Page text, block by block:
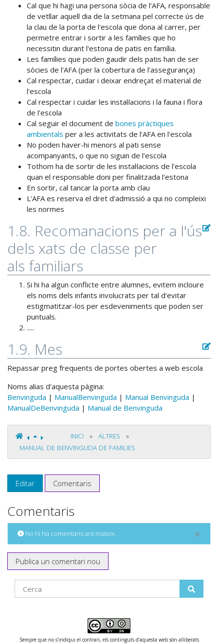
Cal que hi hagi una persona sòcia de l'AFA, responsable
de vetllar aquell dia de la setmana pel correcte ús de
la clau de la porta de l'escola que dona al carrer, per
permetre entrar i sortir a les famílies que ho
necessitin durant l'estona de patis en família.
Les famílies que poden gaudir dels patis han de ser
sòcies de l'AFA (per la cobertura de l'assegurança)
Cal respectar, cuidar i deixar endreçat el material de
l'escola
Cal respectar i cuidar les instal·lacions i la fauna i flora
de l'escola
Cal seguir el document de bones pràctiques
ambientals per a les activitats de l'AFA en l'escola
No poden haver-hi menors al pati sense
acompanyants, o que no siguin de l'escola
Tothom ha de sortir de les instal·lacions de l'escola
quan el responsable doni per finalitzada l'estona
En sortir, cal tancar la porta amb clau
L'AFA es reserva el dret d'admissió a qui no compleixi
les normes
1.8. Recomanacions per a l'ús
dels xats de classe per
als familiars
Si hi ha algun conflicte entre alumnes, evitem incloure
els noms dels infants involucrats per tal d'evitar
estigmatitzar-los per esdeveniments que poden ser
puntuals.
.....
1.9. Mes
Repassar preg frequents de portes obertes a web escola
Noms alias d'aquesta pàgina:
Benvinguda | ManualBenvinguda | Manual Benvinguda |
ManualDeBenvinguda | Manual de Benvinguda
INICI » ALTRES
»
MANUAL DE BENVINGUDA DE FAMILIES
Editar Comentaris
Comentaris
×
No hi ha comentaris ara mateix.
Publica un comentari nou
Find
Sempre que no s'indiqui el contrari, els continguts d'aquesta web són alliberats